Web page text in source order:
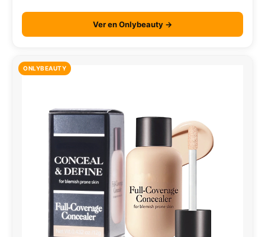
Ver en Onlybeauty →
ONLYBEAUTY